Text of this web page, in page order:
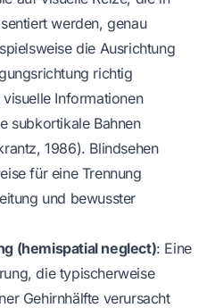
werden, genau
die Ausrichtung
richtig
Informationen
subkortikale Bahnen
1986). Blindsehen
für eine Trennung
und bewusster
(hemispatial neglect): Eine
die typischerweise
Gehirnhälfte verursacht